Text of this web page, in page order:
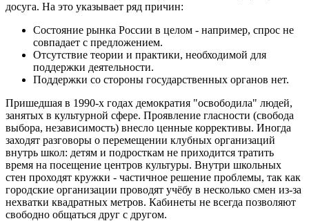
досуга. На это указывает ряд причин:
Состояние рынка России в целом - например, спрос не
совпадает с предложением.
Отсутствие теории и практики, необходимой для
поддержки деятельности.
Поддержки со стороны государственных органов нет.
Пришедшая в 1990-х годах демократия "освободила" людей,
занятых в культурной сфере. Проявление гласности (свобода
выбора, независимость) внесло ценные коррективы. Иногда
заходят разговоры о перемещении клубных организаций
внутрь школ: детям и подросткам не приходится тратить
время на посещение центров культуры. Внутри школьных
стен проходят кружки - частичное решение проблемы, так как
городские организации проводят учёбу в несколько смен из-за
нехватки квадратных метров. Кабинеты не всегда позволяют
свободно общаться друг с другом.